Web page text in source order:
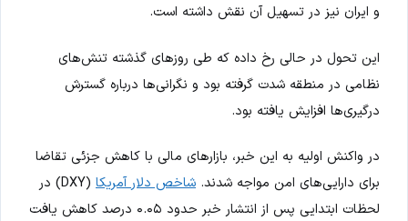
و ایران نیز در تسهیل آن نقش داشته است.
این تحول در حالی رخ داده که طی روزهای گذشته تنش‌های
نظامی در منطقه شدت گرفته بود و نگرانی‌ها درباره گسترش
درگیری‌ها افزایش یافته بود.
در واکنش اولیه به این خبر، بازارهای مالی با کاهش جزئی تقاضا
برای دارایی‌های امن مواجه شدند. شاخص دلار آمریکا
(DXY) در
لحظات ابتدایی پس از انتشار خبر حدود ۰.۰۵ درصد کاهش یافت